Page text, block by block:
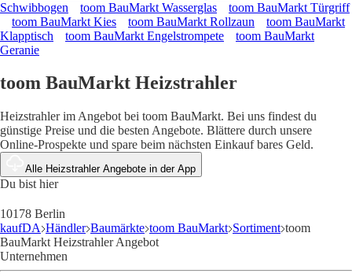
Schwibbogen
toom BauMarkt Wasserglas
toom BauMarkt Türgriff
toom BauMarkt Kies
toom BauMarkt Rollzaun
toom BauMarkt
Klapptisch
toom BauMarkt Engelstrompete
toom BauMarkt
Geranie
toom BauMarkt Heizstrahler
Heizstrahler im Angebot bei toom BauMarkt. Bei uns findest du
günstige Preise und die besten Angebote. Blättere durch unsere
Online-Prospekte und spare beim nächsten Einkauf bares Geld.
Alle Heizstrahler Angebote in der App
Du bist hier
10178 Berlin
kaufDA Händler Baumärkte toom BauMarkt Sortiment toom
BauMarkt Heizstrahler Angebot
Unternehmen